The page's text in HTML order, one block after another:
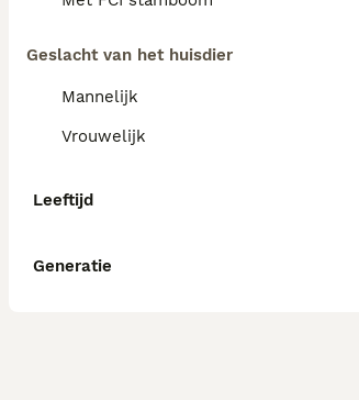
Geslacht van het huisdier
Mannelijk
Vrouwelijk
Leeftijd
Generatie